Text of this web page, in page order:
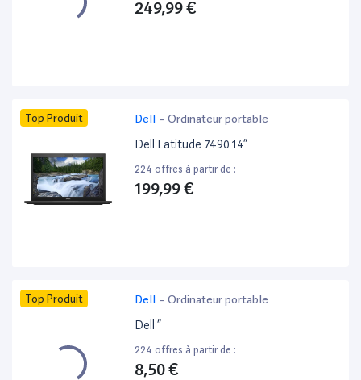
249,99 €
Top Produit Dell - Ordinateur portable
Dell Latitude 7490 14”
224 offres à partir de :
199,99 €
Top Produit Dell - Ordinateur portable
Dell ”
224 offres à partir de :
8,50 €